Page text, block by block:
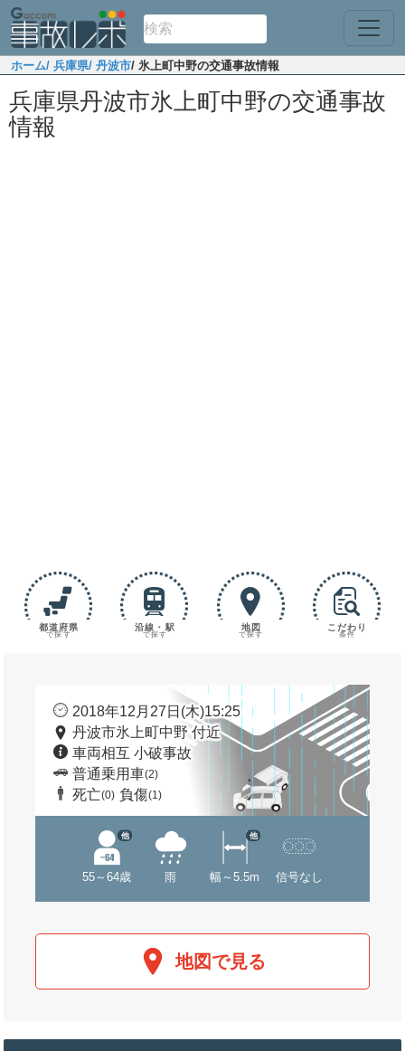
ホーム/ 兵庫県/ 丹波市/ 氷上町中野の交通事故情報
兵庫県丹波市氷上町中野の交通事故
情報
都道府県
で探す
沿線・駅
で探す
地図
で探す
こだわり
条件
2018年12月27日(木)15:25
丹波市氷上町中野 付近
車両相互 小破事故
普通乗用車(2)
死亡(0) 負傷(1)
55～64歳
他
雨 幅～5.5m
他
信号なし
地図で見る